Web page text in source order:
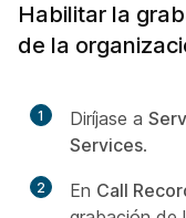
Habilitar la
de la
1 Diríjase a
Services.
2 En Call